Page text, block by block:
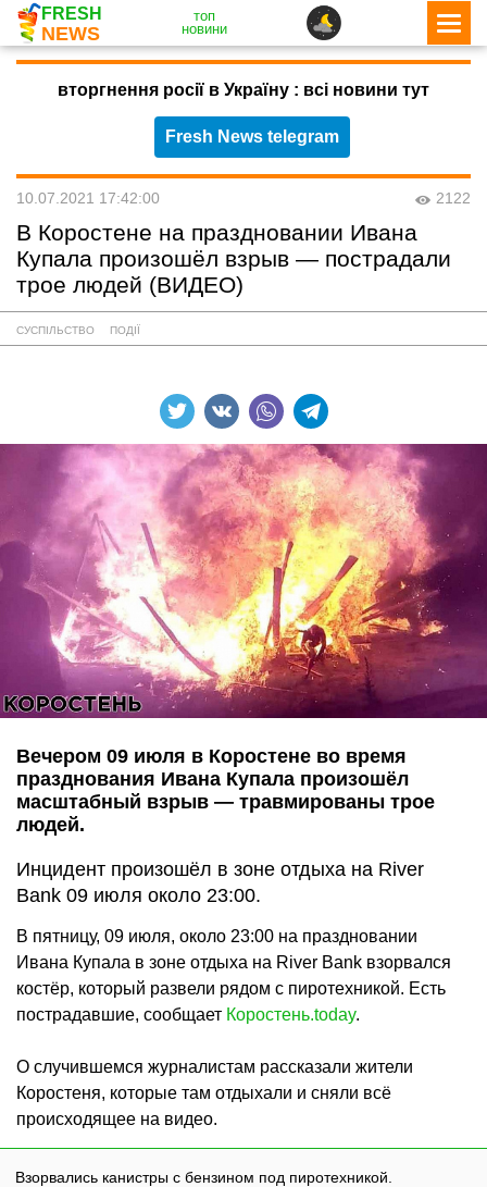
FRESH
NEWS
топ
новини
вторгнення росії в Україну : всі новини тут
Fresh News telegram
10.07.2021 17:42:00 2122
В Коростене на праздновании Ивана
Купала произошёл взрыв — пострадали
трое людей (ВИДЕО)
СУСПІЛЬСТВО ПОДІЇ
Вечером 09 июля в Коростене во время
празднования Ивана Купала произошёл
масштабный взрыв — травмированы трое
людей.
Инцидент произошёл в зоне отдыха на River
Bank 09 июля около 23:00.
В пятницу, 09 июля, около 23:00 на праздновании
Ивана Купала в зоне отдыха на River Bank взорвался
костёр, который развели рядом с пиротехникой. Есть
пострадавшие, сообщает Коростень.today.
О случившемся журналистам рассказали жители
Коростеня, которые там отдыхали и сняли всё
происходящее на видео.
Взорвались канистры с бензином под пиротехникой.